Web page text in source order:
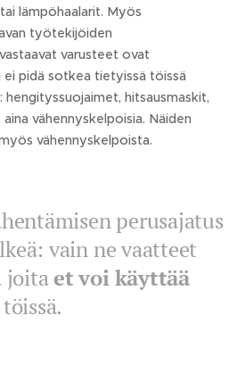
lämpöhaalarit. Myös
työtekijöiden
varusteet ovat
ei pidä sotkea tietyissä töissä
hitsausmaskit,
vähennyskelpoisia. Näiden
vähennyskelpoista.
perusajatus
vain ne vaatteet
joitaet voi käyttää